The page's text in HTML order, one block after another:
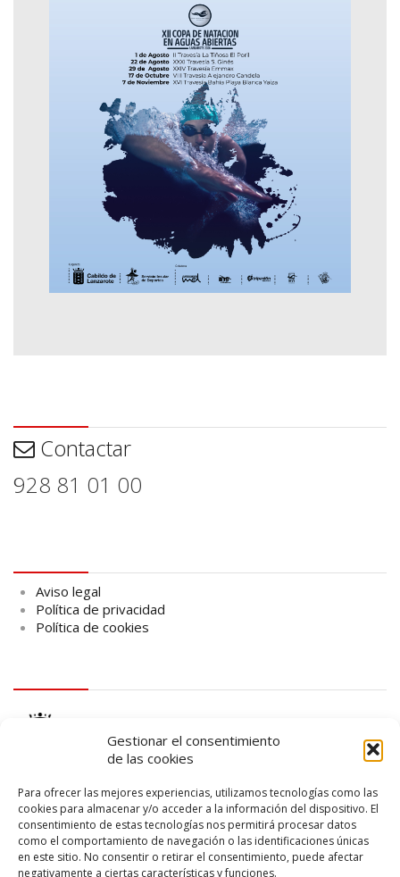
Gestionar el consentimiento
de las cookies
Para ofrecer las mejores experiencias, utilizamos tecnologías como las
cookies para almacenar y/o acceder a la información del dispositivo. El
consentimiento de estas tecnologías nos permitirá procesar datos
como el comportamiento de navegación o las identificaciones únicas
en este sitio. No consentir o retirar el consentimiento, puede afectar
negativamente a ciertas características y funciones.
Contactar
928 81 01 00
Aviso legal
Política de privacidad
Política de cookies
logo SID